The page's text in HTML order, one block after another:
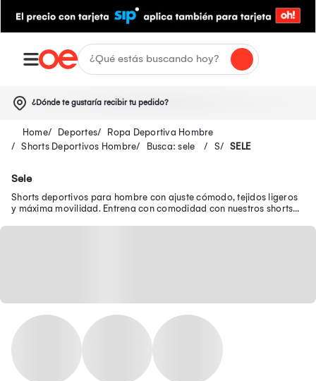
¿Dónde te gustaría recibir tu pedido?
Deportes
Ropa Deportiva Hombre
Shorts Deportivos Hombre
Busca: sele S SELE
Sele
Shorts deportivos para hombre con ajuste cómodo, tejidos ligeros
y máxima movilidad. Entrena con comodidad con nuestros shorts